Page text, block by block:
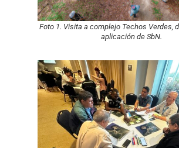
Foto 1. Visita a complejo Techos Verdes,
aplicación de SbN.